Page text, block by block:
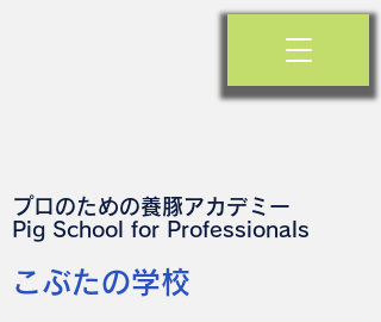
プロのための養豚アカデミー
​Pig School for Professionals
​こぶたの学校